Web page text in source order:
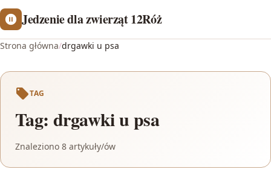
Jedzenie dla zwierząt 12Róż
Strona główna/drgawki u psa
TAG
Tag: drgawki u psa
Znaleziono 8 artykuły/ów